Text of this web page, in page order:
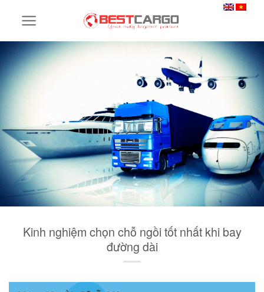
Kinh nghiệm chọn chỗ ngồi tốt nhất khi bay
đường dài